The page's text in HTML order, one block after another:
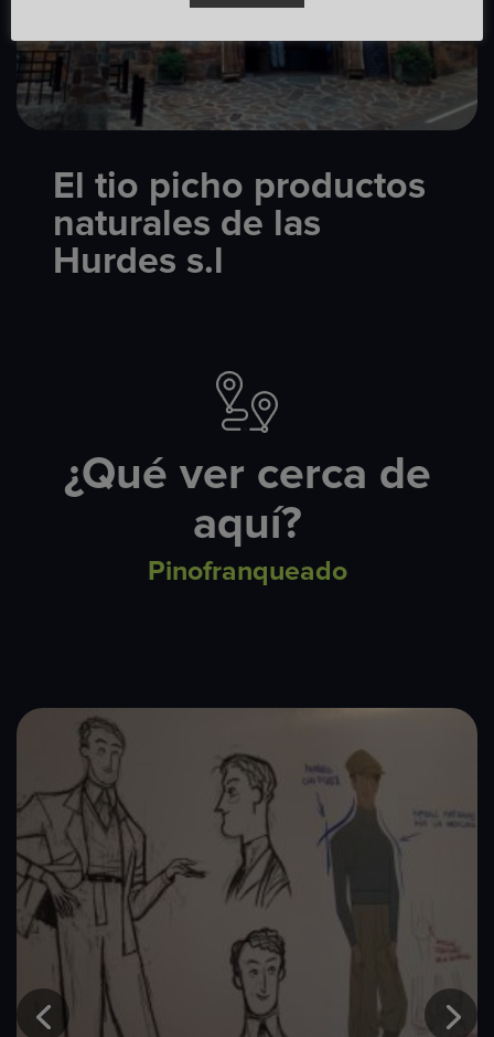
El tio picho productos
naturales de las
Hurdes s.l
¿Qué ver cerca de
aquí?
Pinofranqueado